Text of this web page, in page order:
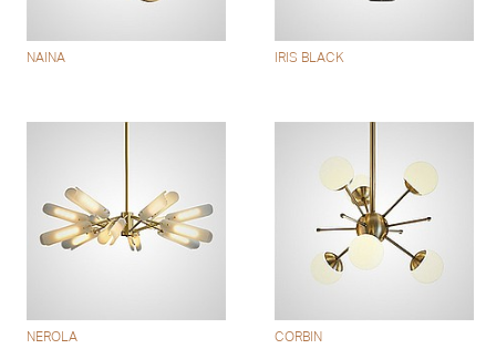
NAINA IRIS BLACK
NEROLA CORBIN